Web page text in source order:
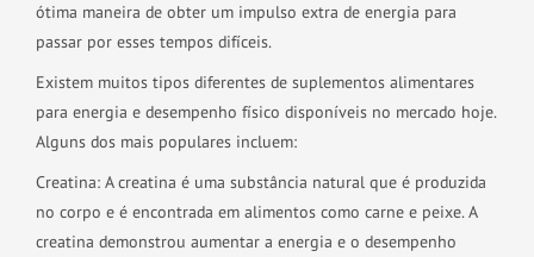
ótima maneira de obter um impulso extra de energia para
passar por esses tempos difíceis.
Existem muitos tipos diferentes de suplementos alimentares
para energia e desempenho físico disponíveis no mercado hoje.
Alguns dos mais populares incluem:
Creatina: A creatina é uma substância natural que é produzida
no corpo e é encontrada em alimentos como carne e peixe. A
creatina demonstrou aumentar a energia e o desempenho